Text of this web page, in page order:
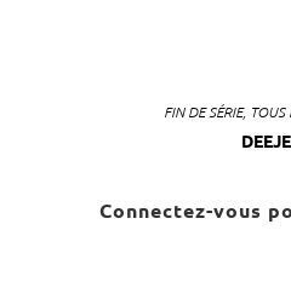
FIN DE SÉRIE, TOUS
Connectez-vous